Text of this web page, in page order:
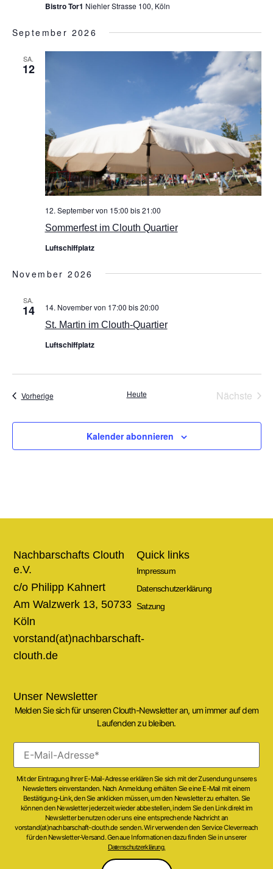
Bistro Tor1 Niehler Strasse 100, Köln
September 2026
SA.
12
Sommerfest im Clouth Quartier
12. September von 15:00 bis21:00
Luftschiffplatz
November 2026
SA.
14
St. Martin im Clouth-Quartier
14. November von 17:00 bis20:00
Luftschiffplatz
VorherigeVeranstaltungen Heute Nächste
Kalender abonnieren
Quick links
Impressum
Datenschutzerklärung
Satzung
Nachbarschafts Clouth
e.V.
c/o Philipp Kahnert
Am Walzwerk 13, 50733
Köln
vorstand(at)nachbarschaft-
clouth.de
Unser Newsletter
Melden Sie sich für unseren Clouth-Newsletter an, um immer auf dem
Laufenden zu bleiben.
Mit der Eintragung Ihrer E-Mail-Adresse erklären Sie sich mit der Zusendung unseres
Newsletters einverstanden. Nach Anmeldung erhälten Sie eine E-Mail mit einem
Bestätigung-Link, den Sie anklicken müssen, um den Newsletter zu erhalten. Sie
können den Newsletter jederzeit wieder abbestellen, indem Sie den Link direkt im
Newsletter benutzen oder uns eine entsprechende Nachricht an
vorstand(at)nachbarschaft-clouth.de senden. Wir verwenden den Service Cleverreach
für den Newsletter-Versand. Genaue Informationen dazu finden Sie in unserer
Datenschutzerklärung.